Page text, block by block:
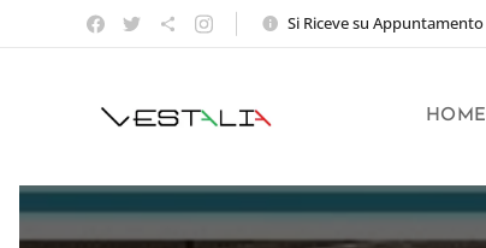
Si Riceve su Appuntamento
HOME